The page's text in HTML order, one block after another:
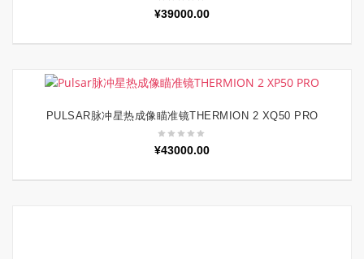
¥39000.00
加入购物车
PULSAR脉冲星热成像瞄准镜THERMION 2 XQ50 PRO
¥43000.00